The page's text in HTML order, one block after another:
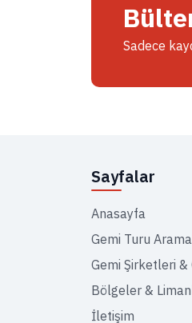
Sadece
Sayfalar
Anasayfa
Gemi Turu Arama
Gemi Şirketleri &
Bölgeler &
İletişim